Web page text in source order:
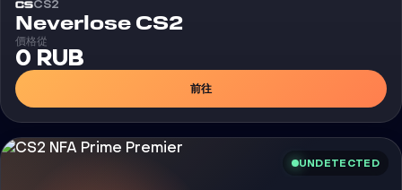
CS2
Neverlose CS2外挂
價格從
0 RUB
前往
UNDETECTED